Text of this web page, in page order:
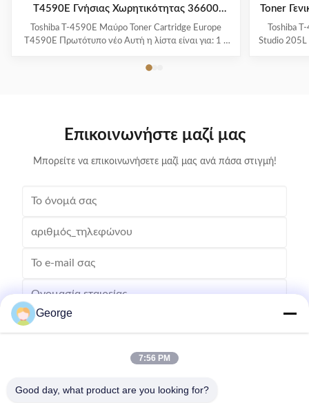
T4590E Γνήσιας Χωρητικότητας 36600
σελίδων
Toshiba T-4590E Μαύρο Toner Cartridge Europe
T4590E Πρωτότυπο νέο Αυτή η λίστα είναι για: 1 x
αναφορές μας για την Toshiba T4590E Black
Toner
Toshiba
Studio
Επικοινωνήστε μαζί μας
Μπορείτε να επικοινωνήσετε μαζί μας ανά πάσα στιγμή!
George
7:56 PM
Good day, what product are you looking for?